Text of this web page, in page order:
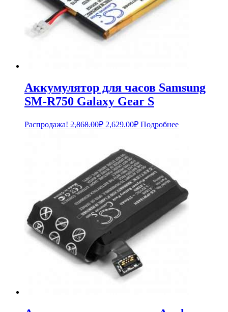
Аккумулятор для часов Samsung
SM-R750 Galaxy Gear S
Распродажа! 2,868.00₽ Первоначальная
2,868.00₽.
2,629.00₽Текущая
цена:
Подробнее